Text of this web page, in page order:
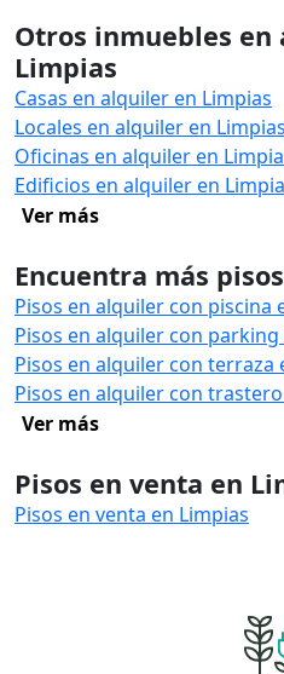
Otros inmuebles en
Limpias
Casas en alquiler en Limpias
Locales en alquiler en Limpias
Oficinas en alquiler en
Edificios en alquiler en
Ver más
Encuentra más
Pisos en alquiler con piscina
Pisos en alquiler con parking
Pisos en alquiler con terraza
Pisos en alquiler con
Ver más
Pisos en venta en
Pisos en venta en Limpias